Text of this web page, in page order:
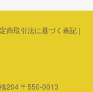
商取引法に基づく表記|
204 〒550-0013